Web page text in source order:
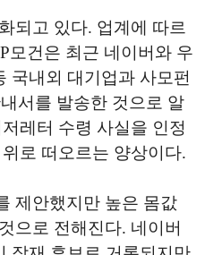
되고 있다. 업계에 따르
모건은 최근 네이버와 우
국내외 대기업과 사모펀
서를 발송한 것으로 알
레터 수령 사실을 인정
로 떠오르는 양상이다.
제안했지만 높은 몸값
으로 전해진다. 네이버